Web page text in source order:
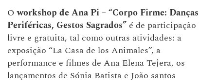
Oworkshop de Ana Pi – “Corpo Firme: Danças
Periféricas, Gestos Sagrados” é de participação
livre e gratuita, tal como outras atividades: a
exposição “La Casa de los Animales”, a
performance e filmes de Ana Elena Tejera, os
lançamentos de Sónia Batista e João santos